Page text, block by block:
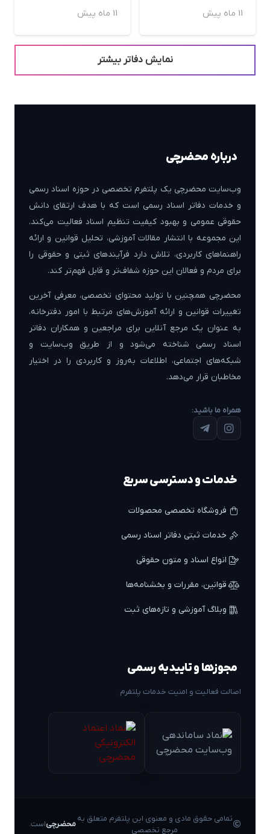
11 ماه پیش 11 ماه پیش
نمایش دفاتر بیشتر
درباره محضرچی
وب‌سایت محضرچی یک پلتفرم تخصصی در حوزه اسناد رسمی
و خدمات دفاتر اسناد رسمی است که با هدف ارتقای دانش
حقوقی عمومی و بهبود کیفیت تنظیم اسناد فعالیت می‌کند.
این مجموعه با انتشار مقالات آموزشی، تحلیل قوانین و ارائه
راهنماهای کاربردی، تلاش دارد فرآیندهای ثبتی و حقوقی را
برای مردم و فعالان این حوزه شفاف‌تر و قابل فهم‌تر کند.
محضرچی همچنین با تولید محتوای تخصصی، معرفی آخرین
تغییرات قوانین و ارائه آموزش‌های مرتبط با امور دفترخانه،
به عنوان یک مرجع آنلاین برای مراجعین و همکاران دفاتر
اسناد رسمی شناخته می‌شود و از طریق وب‌سایت و
شبکه‌های اجتماعی، اطلاعات به‌روز و کاربردی را در اختیار
مخاطبان قرار می‌دهد.
همراه ما باشید:
خدمات و دسترسی سریع
فروشگاه تخصصی محصولات
خدمات ثبتی دفاتر اسناد رسمی
انواع اسناد و متون حقوقی
قوانین، مقررات و بخشنامه‌ها
وبلاگ آموزشی و تازه‌های ثبت
مجوزها و تاییدیه رسمی
اصالت فعالیت و امنیت خدمات پلتفرم
تمامی حقوق مادی و معنوی این پلتفرم متعلق به
مرجع تخصصی
محضرچیاست.